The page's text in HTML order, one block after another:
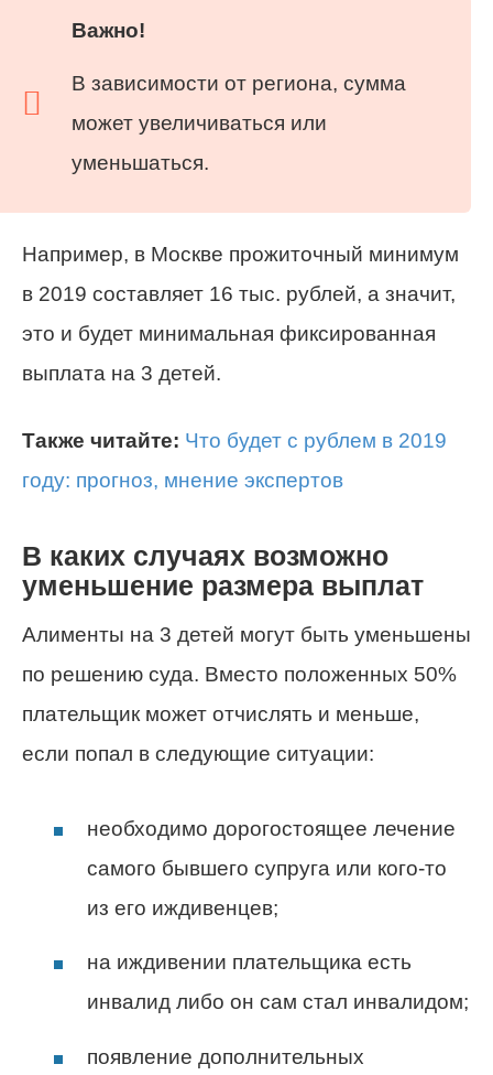
Важно!
В зависимости от региона, сумма
может увеличиваться или
уменьшаться.
Например, в Москве прожиточный минимум
в 2019 составляет 16 тыс. рублей, а значит,
это и будет минимальная фиксированная
выплата на 3 детей.
Также читайте: Что будет с рублем в 2019
году: прогноз, мнение экспертов
В каких случаях возможно
уменьшение размера выплат
Алименты на 3 детей могут быть уменьшены
по решению суда. Вместо положенных 50%
плательщик может отчислять и меньше,
если попал в следующие ситуации:
необходимо дорогостоящее лечение
самого бывшего супруга или кого-то
из его иждивенцев;
на иждивении плательщика есть
инвалид либо он сам стал инвалидом;
появление дополнительных